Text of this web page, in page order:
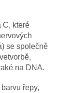
C, které
se společně
na DNA.
řepy,